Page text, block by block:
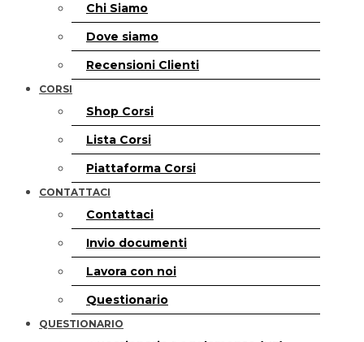
Chi Siamo
Dove siamo
Recensioni Clienti
CORSI
Shop Corsi
Lista Corsi
Piattaforma Corsi
CONTATTACI
Contattaci
Invio documenti
Lavora con noi
Questionario
QUESTIONARIO